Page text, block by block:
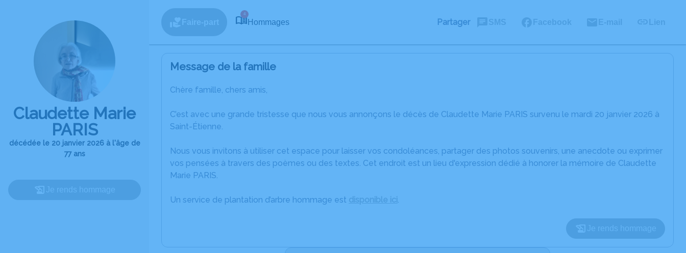
Claudette Marie
PARIS
décédée le 20 janvier 2026 à l'âge de
77 ans
4
Hommages Partager
Message de la famille
Chère famille, chers amis,
C’est avec une grande tristesse que nous vous annonçons le décès de Claudette Marie PARIS survenu le mardi 20 janvier 2026 à
Saint-Étienne.
Nous vous invitons à utiliser cet espace pour laisser vos condoléances, partager des photos souvenirs, une anecdote ou exprimer
vos pensées à travers des poèmes ou des textes. Cet endroit est un lieu d'expression dédié à honorer la mémoire de Claudette
Marie PARIS.
Un service de plantation d’arbre hommage est .